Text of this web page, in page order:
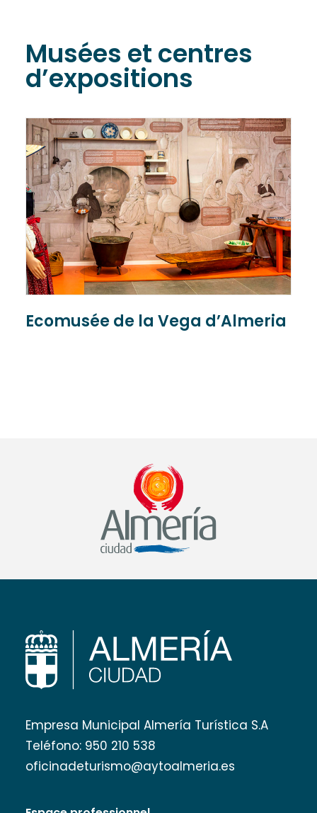
Musées et centres
d’expositions
Ecomusée de la Vega d’Almeria
Empresa Municipal Almería Turística S.A
Teléfono: 950 210 538
oficinadeturismo@aytoalmeria.es